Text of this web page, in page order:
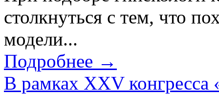
столкнуться с тем, что
модели...
Подробнее →
В рамках XXV конгресса